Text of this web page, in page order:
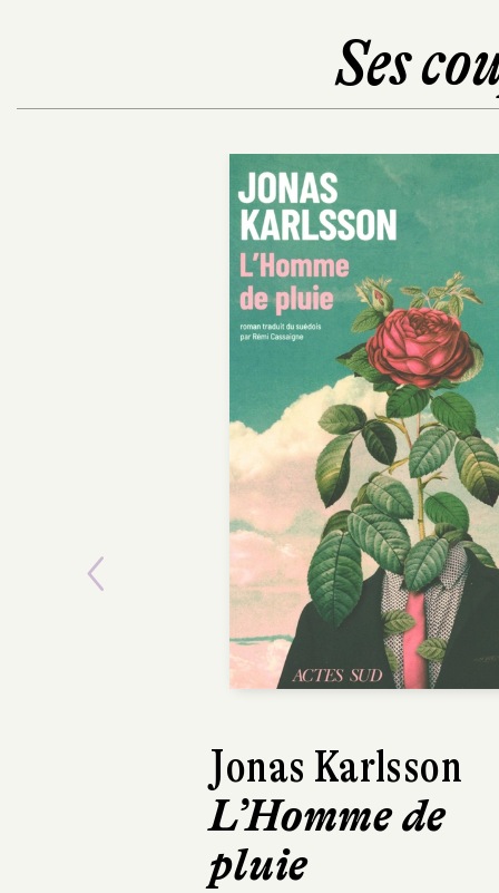
Ses
Hiroko
En cuisine
Hiroko
Previous